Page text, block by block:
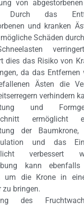
von
Durch das
und kranken
Schäden
dies das Risiko von
da das Entfernen
Ästen die
verhindern
und
ermöglicht
der
und das
verbessert
kann ebenfalls
um die Krone in
zu bringen.
des